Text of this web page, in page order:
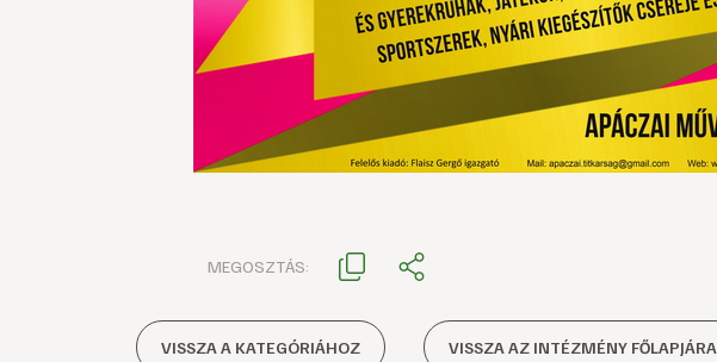
MEGOSZTÁS:
VISSZA A KATEGÓRIÁHOZ VISSZA AZ INTÉZMÉNY FŐLAPJÁRA